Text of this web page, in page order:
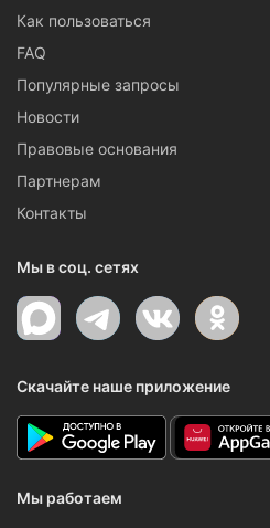
Как пользоваться
FAQ
Популярные запросы
Новости
Правовые основания
Партнерам
Контакты
Мы в соц. сетях
Скачайте наше приложение
Мы работаем